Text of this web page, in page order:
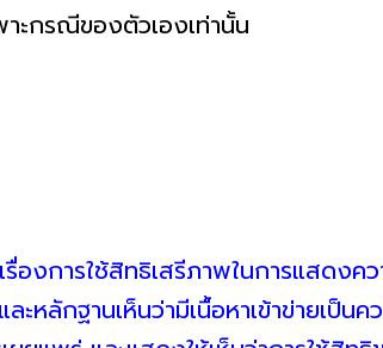
ะกรณีของตัวเองเท่านั้น
รื่องการใช้สิทธิเสรีภาพในการแสดงค
ะหลักฐานเห็นว่ามีเนื้อหาเข้าข่ายเป็